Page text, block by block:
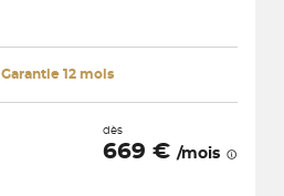
Garantie 12 mois
dès
669 € /mois